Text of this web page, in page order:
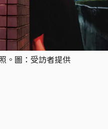
。圖：受訪者提供